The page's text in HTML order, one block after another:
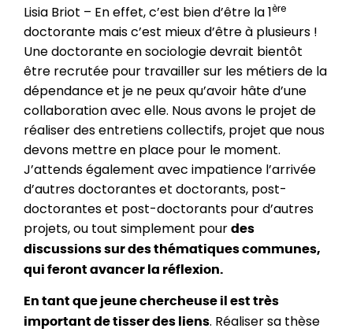
Lisia Briot – En effet, c’est bien d’être la 1ère
doctorante mais c’est mieux d’être à plusieurs !
Une doctorante en sociologie devrait bientôt
être recrutée pour travailler sur les métiers de la
dépendance et je ne peux qu’avoir hâte d’une
collaboration avec elle. Nous avons le projet de
réaliser des entretiens collectifs, projet que nous
devons mettre en place pour le moment.
J’attends également avec impatience l’arrivée
d’autres doctorantes et doctorants, post-
doctorantes et post-doctorants pour d’autres
projets, ou tout simplement pour des
discussions sur des thématiques communes,
qui feront avancer la réflexion.
En tant que jeune chercheuse il est très
important de tisser des liens. Réaliser sa thèse